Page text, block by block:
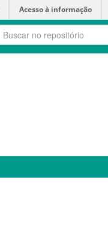
Acesso à informação